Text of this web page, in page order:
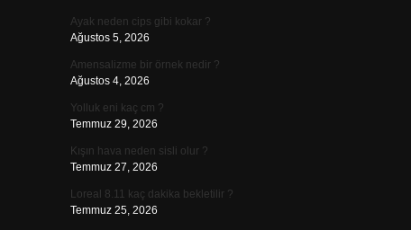
Ayak neden cips gibi kokar ?
Ağustos 5, 2026
Amensalizme bir örnek nedir ?
Ağustos 4, 2026
Yolluk eni kaç cm ?
Temmuz 29, 2026
Kışın hava neden sisli olur ?
Temmuz 27, 2026
Loreal 8.11 kaç dakika bekletilir ?
Temmuz 25, 2026